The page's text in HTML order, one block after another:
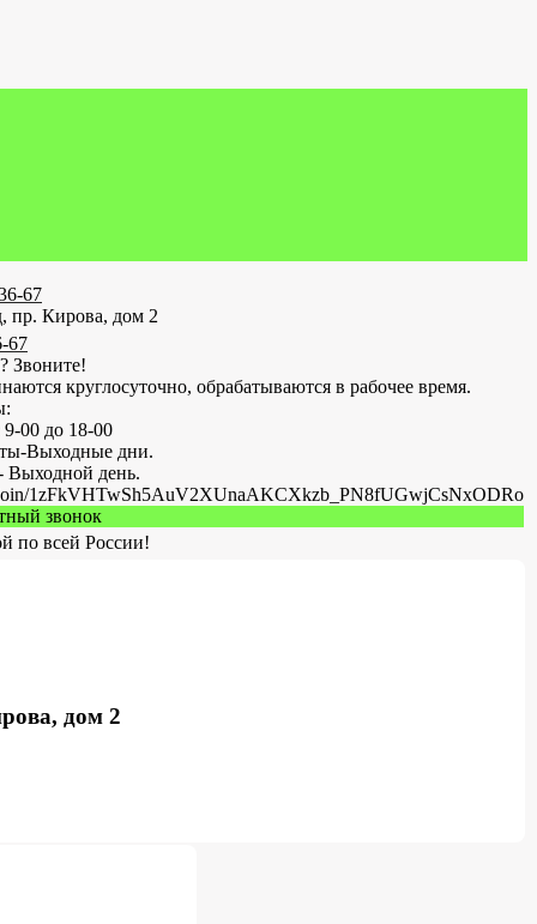
67
пр. Кирова, дом 2
67
Звоните!
круглосуточно, обрабатываются в рабочее время.
00 до 18-00
Выходные дни.
Выходной день.
1zFkVHTwSh5AuV2XUnaAKCXkzb_PN8fUGwjCsNxODRo
звонок
по всей России!
дом 2